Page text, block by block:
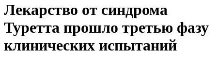
Лекарство от синдрома
Туретта прошло третью фазу
клинических испытаний